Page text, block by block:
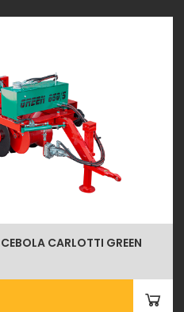
CARLOTTI GREEN